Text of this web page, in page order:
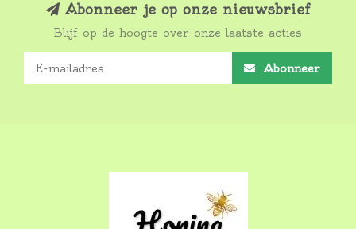
Abonneer je op onze nieuwsbrief
Blijf op de hoogte over onze laatste acties
Abonneer